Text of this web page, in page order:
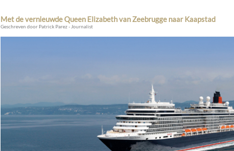
Met de vernieuwde Queen Elizabeth van Zeebrugge naar Kaapstad
Geschreven door Patrick Parez - Journalist